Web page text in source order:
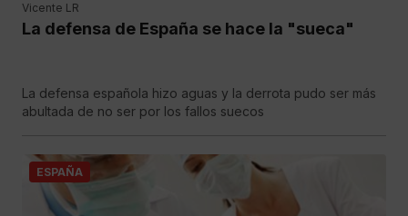
Vicente LR
La defensa de España se hace la "sueca"
La defensa española hizo aguas y la derrota pudo ser más
abultada de no ser por los fallos suecos
ESPAÑA